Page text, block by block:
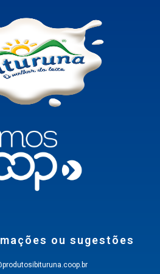
ou sugestões